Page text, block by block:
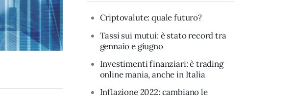
Criptovalute: quale futuro?
Tassi sui mutui: è stato record tra
gennaio e giugno
Investimenti finanziari: è trading
online mania, anche in Italia
Inflazione 2022: cambiano le